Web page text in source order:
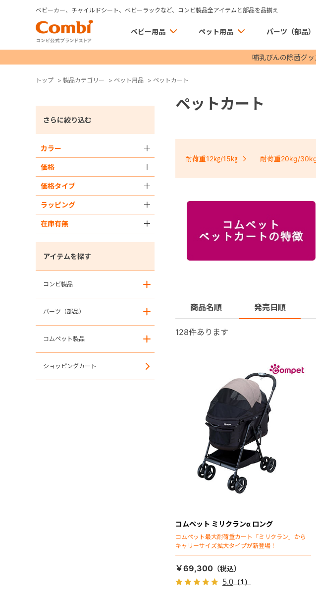
ベビーカー、チャイルドシート、ベビーラックなど、コンビ製品全アイテムと部品を品揃え
ベビー用品 ペット用品 パーツ（部品）
哺乳びんの除菌グ
トップ > 製品カテゴリー > ペット用品 > ペットカート
さらに絞り込む
カラー
価格
価格タイプ
ラッピング
在庫有無
アイテムを探す
コンビ製品
パーツ（部品）
コムペット製品
ショッピングカート
ペットカート
耐荷重12㎏/15㎏ 耐荷重20kg/
商品名順 発売日順
128件あります
コムペット ミリクランα ロング
コムペット最大耐荷重カート「ミリクラン」から
キャリーサイズ拡大タイプが新登場！
￥69,300
5.0 （1）